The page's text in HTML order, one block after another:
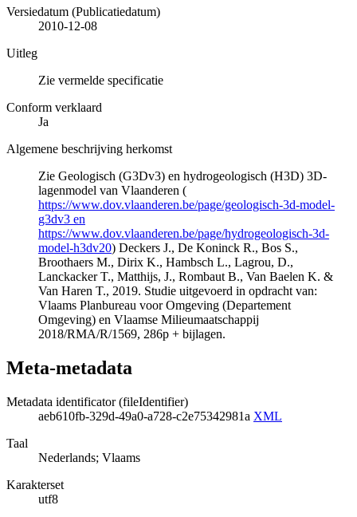
Versiedatum (Publicatiedatum)
2010-12-08
Uitleg
Zie vermelde specificatie
Conform verklaard
Ja
Algemene beschrijving herkomst
Zie Geologisch (G3Dv3) en hydrogeologisch (H3D) 3D-
lagenmodel van Vlaanderen (
https://www.dov.vlaanderen.be/page/geologisch-3d-model-
g3dv3 en
https://www.dov.vlaanderen.be/page/hydrogeologisch-3d-
model-h3dv20) Deckers J., De Koninck R., Bos S.,
Broothaers M., Dirix K., Hambsch L., Lagrou, D.,
Lanckacker T., Matthijs, J., Rombaut B., Van Baelen K. &
Van Haren T., 2019. Studie uitgevoerd in opdracht van:
Vlaams Planbureau voor Omgeving (Departement
Omgeving) en Vlaamse Milieumaatschappij
2018/RMA/R/1569, 286p + bijlagen.
Meta-metadata
Metadata identificator (fileIdentifier)
aeb610fb-329d-49a0-a728-c2e75342981a XML
Taal
Nederlands; Vlaams
Karakterset
utf8